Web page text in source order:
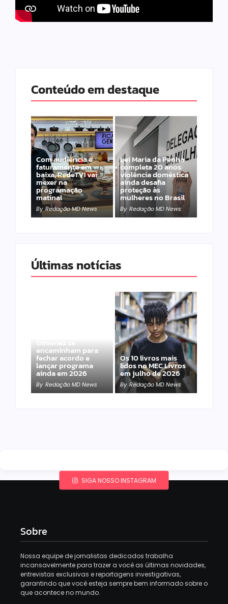
Conteúdo em destaque
Com audiência e
faturamento em
baixa, RedeTV! vai
mexer na
programação
matinal
By Redação MD News
Lei Maria da Penha
completa 20 anos:
violência doméstica
ainda desafia
proteção às
mulheres no Brasil
By Redação MD News
Últimas notícias
Gimenez se
encaminham para
fechar acordo e
lançar programa
ainda em 2026
By Redação MD News
Os 10 livros mais
lidos no MEC Livros
em julho de 2026
By Redação MD News
SIGA NOSSO INSTAGRAM
Sobre
Nossa equipe de jornalistas dedicados trabalha
incansavelmente para trazer a você as últimas novidades,
entrevistas exclusivas e reportagens investigativas,
garantindo que você esteja sempre bem informado sobre o
que acontece no mundo.